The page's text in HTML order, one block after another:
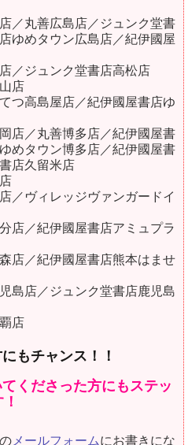
／丸善広島店／ジュンク堂書
ゆめタウン広島店／紀伊國屋
／ジュンク堂書店高松店
店
つ高島屋店／紀伊國屋書店ゆ
店／丸善博多店／紀伊國屋書
めタウン博多店／紀伊國屋書
店久留米店
／ヴィレッジヴァンガードイ
店／紀伊國屋書店アミュプラ
店／紀伊國屋書店熊本はませ
島店／ジュンク堂書店鹿児島
店
もチャンス！！
くださった方にもステッ
メールフォームにお書きにな